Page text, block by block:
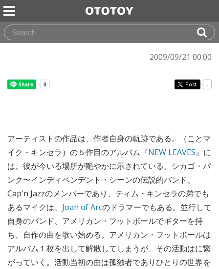
2009/09/21 00:00
Post -
アーティストの作品は、作者自身の軌跡である。（ことマ
イク・キンセラ）の５作目のアルバム『NEW LEAVES』に
は、彼が今いる場所が艶やかに示されている。シカゴ・パ
ンク〜インディペンデント・シーンの伝説的バンド、
Cap'n Jazzのメンバーであり、ティム・キンセラの弟でも
あるマイクは、 Joan of Arcのドラマーでもある。並行して
自身のバンド、アメリカン・フットボールでギターを持
ち、自作の曲を歌い始める。アメリカン・フットボールは
アルバム１枚を出して解散してしまうが、その活動はに繋
がっていく。活動当初の曲は孤独者でありひとりの世界を